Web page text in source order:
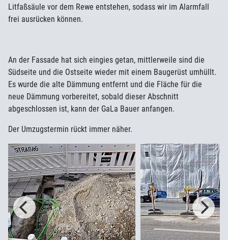
Litfaßsäule vor dem Rewe entstehen, sodass wir im Alarmfall
frei ausrücken können.
An der Fassade hat sich eingies getan, mittlerweile sind die
Südseite und die Ostseite wieder mit einem Baugerüst umhüllt.
Es wurde die alte Dämmung entfernt und die Fläche für die
neue Dämmung vorbereitet, sobald dieser Abschnitt
abgeschlossen ist, kann der GaLa Bauer anfangen.
Der Umzugstermin rückt immer näher.